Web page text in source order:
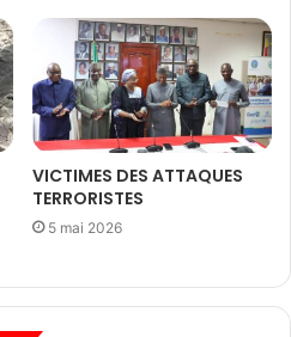
VICTIMES DES ATTAQUES
TERRORISTES
5 mai 2026